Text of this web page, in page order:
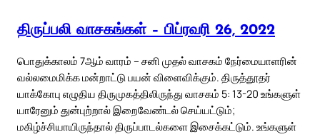
திருப்பலி வாசகங்கள் – பிப்ரவரி 26, 2022
பொதுக்காலம் 7ஆம் வாரம் – சனி முதல் வாசகம் நேர்மையாளரின்
வல்லமைமிக்க மன்றாட்டு பயன் விளைவிக்கும். திருத்தூதர்
யாக்கோபு எழுதிய திருமுகத்திலிருந்து வாசகம் 5: 13-20 உங்களுள்
யாரேனும் துன்புற்றால் இறைவேண்டல் செய்யட்டும்;
மகிழ்ச்சியாயிருந்தால் திருப்பாடல்களை இசைக்கட்டும். உங்களுள்